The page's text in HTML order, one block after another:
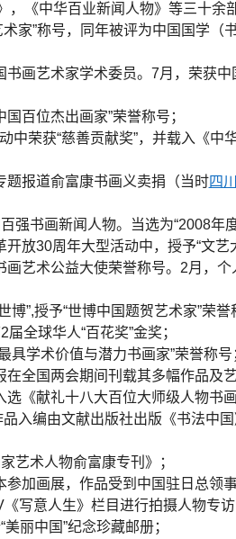
，《中华百业新闻人物》等三十余
家”称号，同年被评为中国国学
书画艺术家学术委员。7月，荣获
百位杰出画家”荣誉称号；
中荣获“慈善贡献奖”，并载入《
题报道俞富康书画义卖捐（当时四川
强书画新闻人物。当选为“2008年
放30周年大型活动中，授予“文艺
画艺术公益大使荣誉称号。2月，
博”,授予“世博中国题贺艺术家”荣誉
全球华人“百花奖”金奖；
具学术价值与潜力书画家”荣誉称号
全国两会期间刊载其多幅作品及艺
选《献礼十八大百位大师级人物书
品入编由文献出版社出版《书法中
艺术人物俞富康专刊》；
加画展，作品受到中国驻日总领
写意人生》栏目进行拍摄人物专访
丽中国”纪念珍藏邮册；